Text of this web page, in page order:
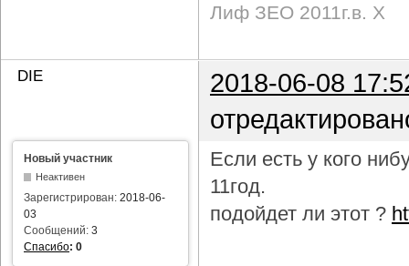
Лиф ЗЕО 2011г.в. Х
DIE
2018-06-08
Новый участник
Неактивен
Зарегистрирован: 2018-06-
03
Сообщений: 3
Спасибо: 0
Если есть у кого
11год.
подойдет ли этот ?